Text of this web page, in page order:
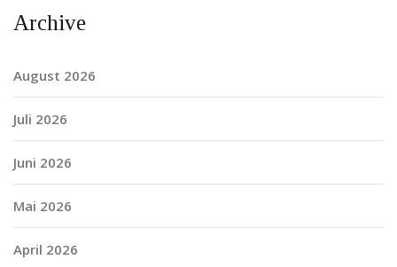
Archive
August 2026
Juli 2026
Juni 2026
Mai 2026
April 2026